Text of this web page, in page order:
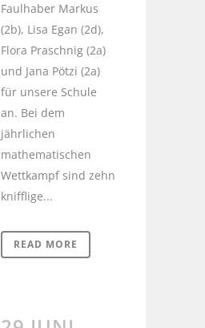
Faulhaber Markus
(2b), Lisa Egan (2d),
Flora Praschnig (2a)
und Jana Pötzi (2a)
für unsere Schule
an. Bei dem
jährlichen
mathematischen
Wettkampf sind zehn
knifflige...
READ MORE